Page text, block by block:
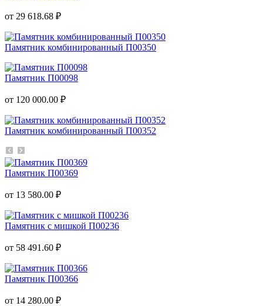
от 29 618.68 ₽
Памятник комбинированный П00350
Памятник П00098
от 120 000.00 ₽
Памятник комбинированный П00352
Памятник П00369
от 13 580.00 ₽
Памятник с мишкой П00236
от 58 491.60 ₽
Памятник П00366
от 14 280.00 ₽